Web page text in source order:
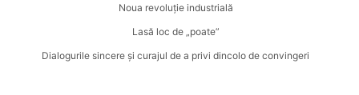
Noua revoluție industrială
Lasă loc de „poate”
Dialogurile sincere și curajul de a privi dincolo de convingeri